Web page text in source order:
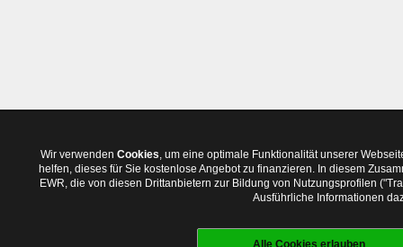
Wir verwenden Cookies, um eine optimale Funktionalität unserer
helfen, dieses für Sie kostenlose Angebot zu finanzieren. In diesem
EWR, die von diesen Drittanbietern zur Bildung von Nutzungsprofilen
Ausführliche Informationen
Alle Cookies erlauben